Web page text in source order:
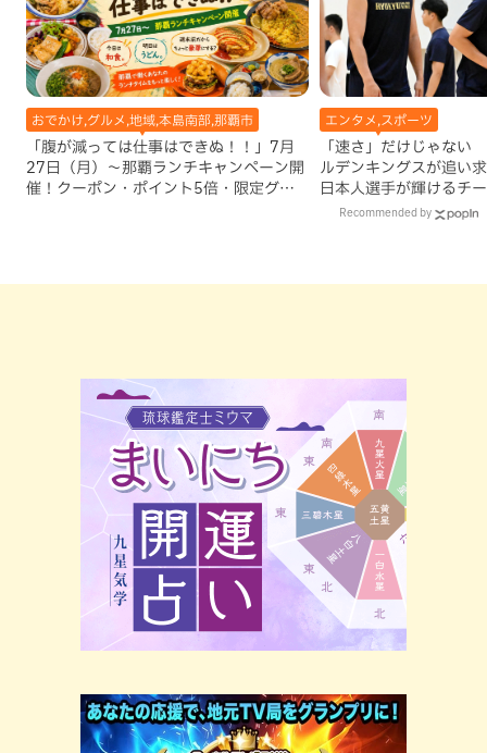
おでかけ,グルメ,地域,本島南部,那覇市
「腹が減っては仕事はできぬ！！」7月
27日（月）〜那覇ランチキャンペーン開
催！クーポン・ポイント5倍・限定グッ
エンタメ,スポーツ
「速さ」だけじゃない
ルデンキングスが追い
日本人選手が輝けるチ
Recommended by